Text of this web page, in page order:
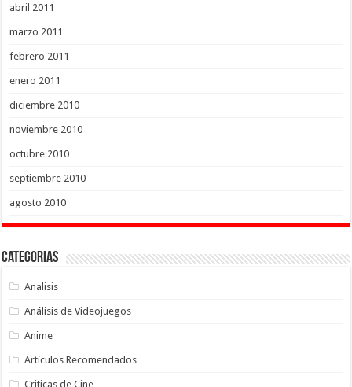
abril 2011
marzo 2011
febrero 2011
enero 2011
diciembre 2010
noviembre 2010
octubre 2010
septiembre 2010
agosto 2010
Categorias
Analisis
Análisis de Videojuegos
Anime
Artículos Recomendados
Criticas de Cine